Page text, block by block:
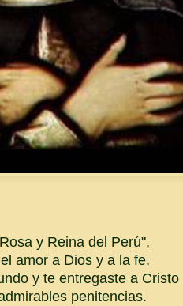
y Reina del Perú",
amor a Dios y a la fe,
y te entregaste a Cristo
penitencias.